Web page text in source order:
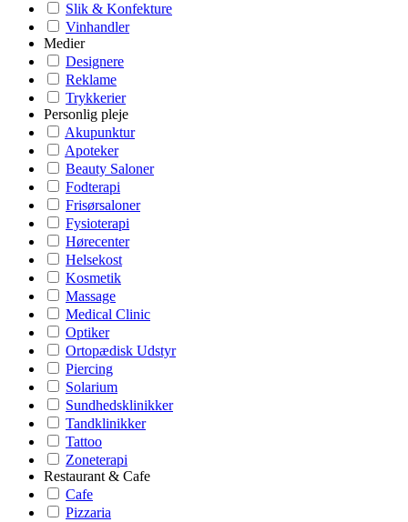
Slik & Konfekture
Vinhandler
Medier
Designere
Reklame
Trykkerier
Personlig pleje
Akupunktur
Apoteker
Beauty Saloner
Fodterapi
Frisørsaloner
Fysioterapi
Hørecenter
Helsekost
Kosmetik
Massage
Medical Clinic
Optiker
Ortopædisk Udstyr
Piercing
Solarium
Sundhedsklinikker
Tandklinikker
Tattoo
Zoneterapi
Restaurant & Cafe
Cafe
Pizzaria